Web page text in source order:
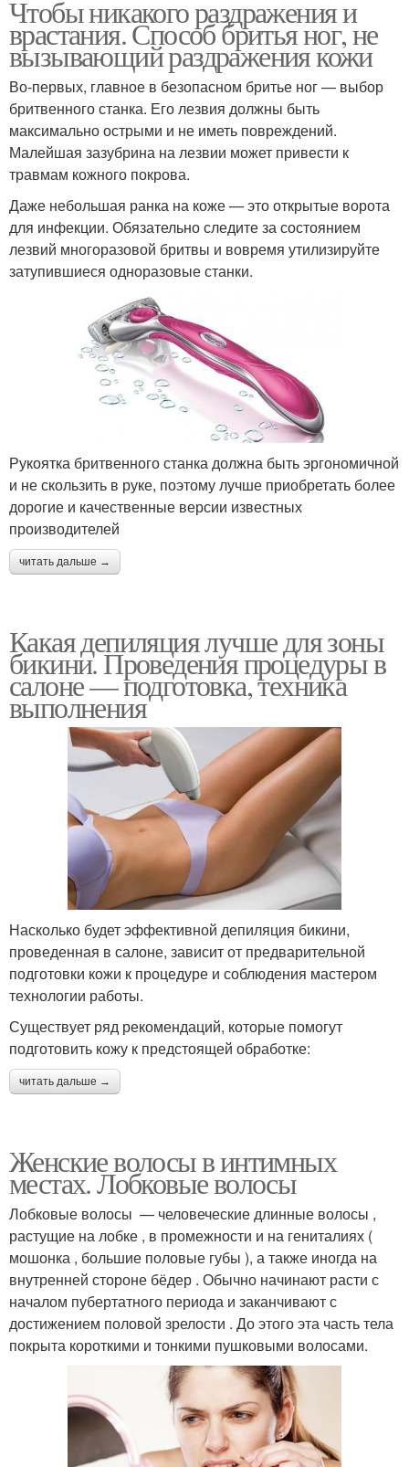
Чтобы никакого раздражения и
врастания. Способ бритья ног, не
вызывающий раздражения кожи
Во-первых, главное в безопасном бритье ног — выбор
бритвенного станка. Его лезвия должны быть
максимально острыми и не иметь повреждений.
Малейшая зазубрина на лезвии может привести к
травмам кожного покрова.
Даже небольшая ранка на коже — это открытые ворота
для инфекции. Обязательно следите за состоянием
лезвий многоразовой бритвы и вовремя утилизируйте
затупившиеся одноразовые станки.
Рукоятка бритвенного станка должна быть эргономичной
и не скользить в руке, поэтому лучше приобретать более
дорогие и качественные версии известных
производителей
читать дальше →
Какая депиляция лучше для зоны
бикини. Проведения процедуры в
салоне — подготовка, техника
выполнения
Насколько будет эффективной депиляция бикини,
проведенная в салоне, зависит от предварительной
подготовки кожи к процедуре и соблюдения мастером
технологии работы.
Существует ряд рекомендаций, которые помогут
подготовить кожу к предстоящей обработке:
читать дальше →
Женские волосы в интимных
местах. Лобковые волосы
Лобковые волосы — человеческие длинные волосы ,
растущие на лобке , в промежности и на гениталиях (
мошонка , большие половые губы ), а также иногда на
внутренней стороне бёдер . Обычно начинают расти с
началом пубертатного периода и заканчивают с
достижением половой зрелости . До этого эта часть тела
покрыта короткими и тонкими пушковыми волосами.